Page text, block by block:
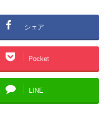
シェア
Pocket
LINE